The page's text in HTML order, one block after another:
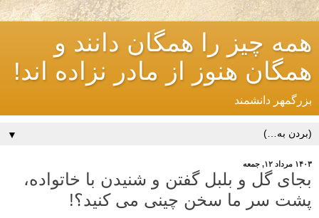
همه چیز را همگان دانند و
همگان هنوز از مادر نزاده اند!
بزرگمهر دانشمند
▼
۱۴۰۳ مرداد ۱۲, جمعه
بجای گل و بلبل گفتن و شنیدن با خاتواده،
پشت سر ما سخن چینی می کنید؟!